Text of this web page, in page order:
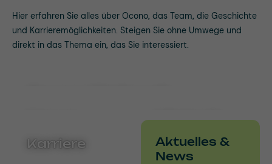
Hier erfahren Sie alles über Ocono, das Team, die Geschichte
und Karrieremöglichkeiten. Steigen Sie ohne Umwege und
direkt in das Thema ein, das Sie interessiert.
Team
Historie
Karriere
Aktuelles &
News